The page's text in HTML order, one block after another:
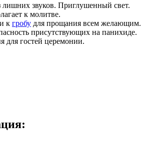
лишних звуков. Приглушенный свет.
к молитве.
к гробу для прощания всем желающим.
присутствующих на панихиде.
для гостей церемонии.